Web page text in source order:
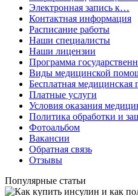
Электронная запись к…
Контактная информация
Расписание работы
Наши специалисты
Наши лицензии
Программа
Виды медицинской
Бесплатная медицинская
Платные услуги
Условия оказания
Политика обработки и
Фотоальбом
Вакансии
Обратная связь
Отзывы
Популярные статьи